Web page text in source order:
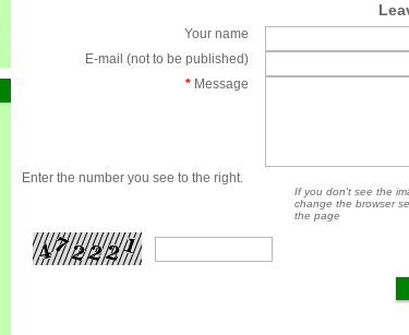
Your name
E-mail (not to be published)
* Message
Enter the number you see to the right.
If you don't see the
change the browser
the page